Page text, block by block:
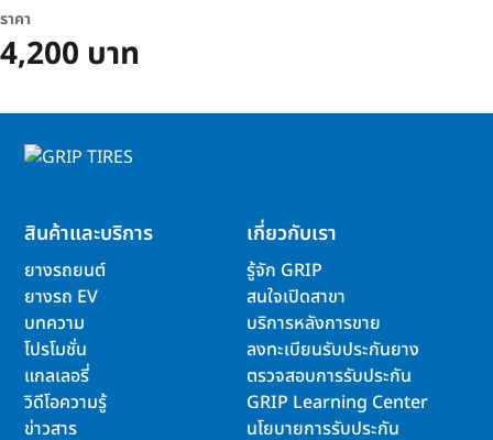
ราคา
4,200 บาท
สินค้าและบริการ
ยางรถยนต์
ยางรถ EV
บทความ
โปรโมชั่น
แกลเลอรี่
วิดีโอความรู้
ข่าวสาร
เกี่ยวกับเรา
รู้จัก GRIP
สนใจเปิดสาขา
บริการหลังการขาย
ลงทะเบียนรับประกันยาง
ตรวจสอบการรับประกัน
GRIP Learning Center
นโยบายการรับประกัน